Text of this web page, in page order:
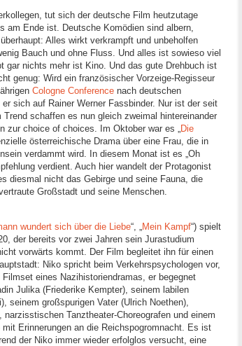
tut sich der deutsche Film heutzutage
am Ende ist. Deutsche Komödien sind albern,
Alles wirkt verkrampft und unbeholfen
Bauch und ohne Fluss. Und alles ist sowieso viel
gar nichts mehr ist Kino. Und das gute Drehbuch ist
genug: Wird ein französischer Vorzeige-Regisseur
Cologne Conference nach deutschen
sich auf Rainer Werner Fassbinder. Nur ist der seit
schaffen es nun gleich zweimal hintereinander
zur choice of choices. Im Oktober war es „Die
österreichische Drama über eine Frau, die in
verdammt wird. In diesem Monat ist es „Oh
verdient. Auch hier wandelt der Protagonist
diesmal nicht das Gebirge und seine Fauna, die
Großstadt und seine Menschen.
wundert sich über die Liebe“, „ Mein Kampf“) spielt
der bereits vor zwei Jahren sein Jurastudium
vorwärts kommt. Der Film begleitet ihn für einen
Niko spricht beim Verkehrspsychologen vor,
eines Nazihistoriendramas, er begegnet
Julika (Friederike Kempter), seinem labilen
seinem großspurigen Vater (Ulrich Noethen),
narzisstischen Tanztheater-Choreografen und einem
Erinnerungen an die Reichspogromnacht. Es ist
der Niko immer wieder erfolglos versucht, eine